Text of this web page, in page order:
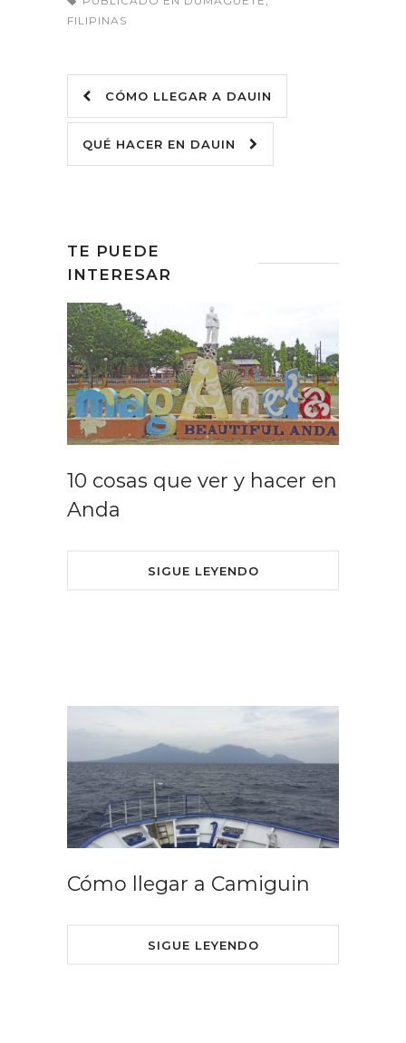
FILIPINAS
CÓMO LLEGAR A DAUIN
QUÉ HACER EN DAUIN
TE PUEDE
INTERESAR
10 cosas que ver y hacer en
Anda
SIGUE LEYENDO
Cómo llegar a Camiguin
SIGUE LEYENDO